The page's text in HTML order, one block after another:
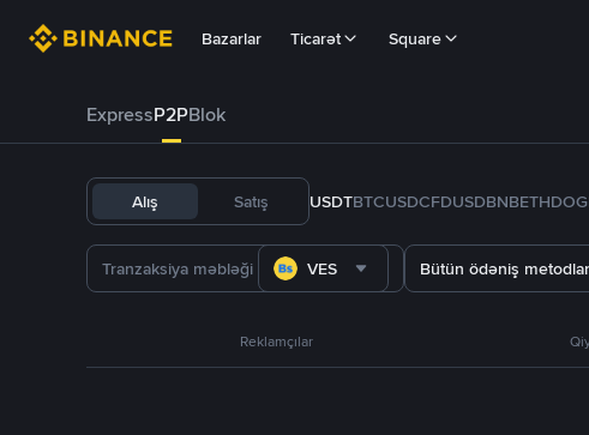
Bazarlar Ticarət Square
ExpressP2PBlok
Alış Satış USDTBTCUSDCFDUSDBNBETH
VES Bütün ödəniş
Reklamçılar